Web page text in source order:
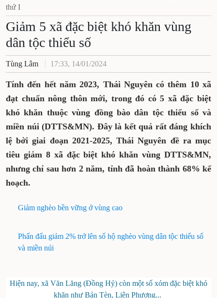
thứ I
Giảm 5 xã đặc biệt khó khăn vùng
dân tộc thiểu số
Tùng Lâm 17:33, 14/01/2024
Tính đến hết năm 2023, Thái Nguyên có thêm 10 xã
đạt chuẩn nông thôn mới, trong đó có 5 xã đặc biệt
khó khăn thuộc vùng đồng bào dân tộc thiểu số và
miền núi (DTTS&MN). Đây là kết quả rất đáng khích
lệ bởi giai đoạn 2021-2025, Thái Nguyên đề ra mục
tiêu giảm 8 xã đặc biệt khó khăn vùng DTTS&MN,
nhưng chỉ sau hơn 2 năm, tỉnh đã hoàn thành 68% kế
hoạch.
Giảm nghèo bền vững ở vùng cao
Phấn đấu giảm 2% trở lên số hộ nghèo vùng dân tộc thiểu số
và miền núi
Hiện nay, xã Văn Lăng (Đồng Hỷ) còn một số xóm đặc biệt khó
khăn như Bản Tèn, Liên Phương...